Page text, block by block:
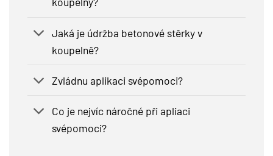
Jaká je údržba betonové stěrky v
koupelně?
Zvládnu aplikaci svépomoci?
Co je nejvíc náročné při apliaci
svépomoci?